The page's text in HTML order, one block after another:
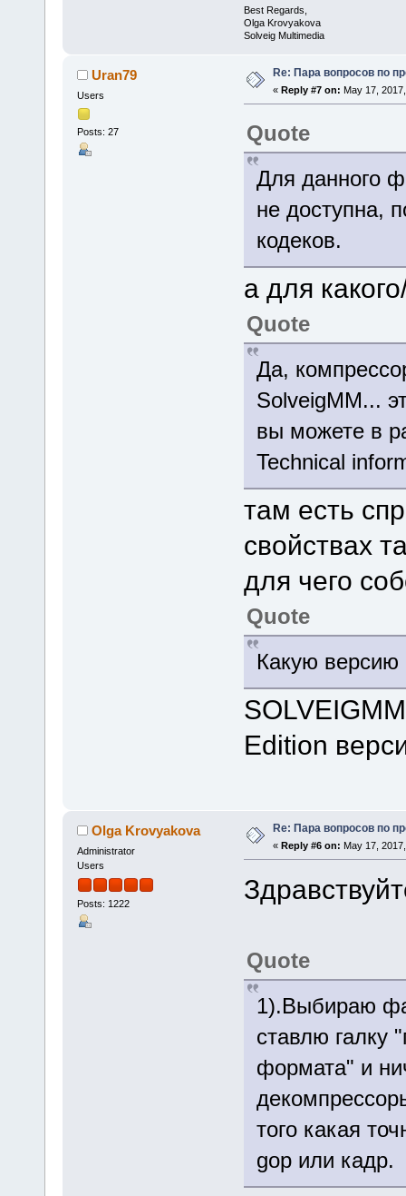
Best Regards,
Olga Krovyakova
Solveig Multimedia
Uran79
Users
Posts: 27
Re: Пара вопросов по
« Reply #7 on: May 17,
Quote
Для данного
не доступна,
кодеков.
а для
Quote
Да,
SolveigMM...
вы можете в
Technical
там есть
свойствах
для чего
Quote
Какую версию
Edition
Olga Krovyakova
Administrator
Users
Posts: 1222
Re: Пара вопросов по
« Reply #6 on: May 17,
Quote
1).Выбираю
ставлю галку
формата" и
того какая
gop или кадр.